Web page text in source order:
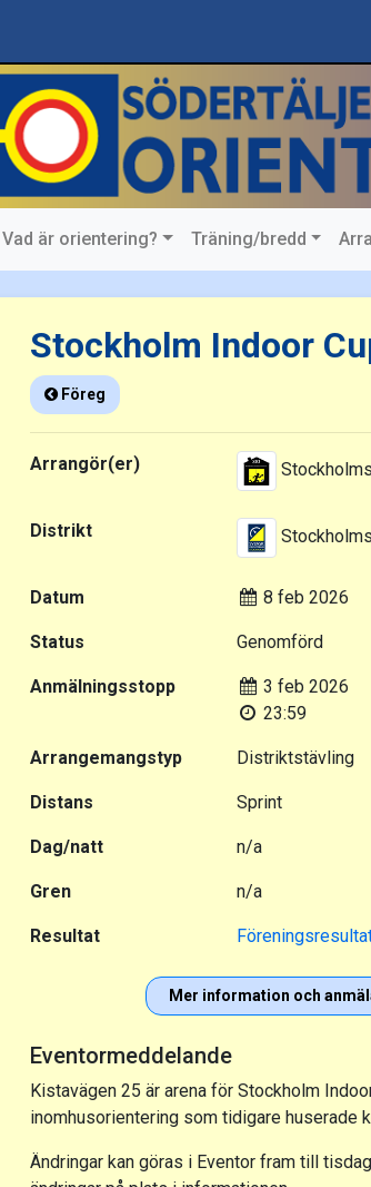
Vad är orientering? Träning/bredd
Stockholm Indoor Cup, dag 2
Stockholm Indoor
Föreg
Arrangör(er)
Distrikt
Datum 8 feb 2026
Status Genomförd
Anmälningsstopp
3 feb 2026
23:59
Arrangemangstyp Distriktstävling
Distans Sprint
Dag/natt n/a
Gren n/a
Resultat
Mer information och
Eventormeddelande
Kistavägen 25 är arena för Stockholm
inomhusorientering som tidigare huserade
Ändringar kan göras i Eventor fram till